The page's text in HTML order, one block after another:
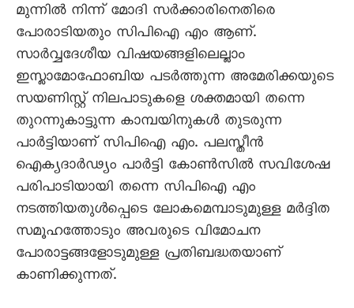
മുന്നിൽ നിന്ന് മോദി സർക്കാരിനെതിരെ
പോരാടിയതും സിപിഐ എം ആണ്.
സാർവ്വദേശീയ വിഷയങ്ങളിലെല്ലാം
ഇസ്ലാമോഫോബിയ പടർത്തുന്ന അമേരിക്കയുടെ
സയണിസ്റ്റ് നിലപാടുകളെ ശക്തമായി തന്നെ
തുറന്നുകാട്ടുന്ന കാമ്പയിനുകൾ തുടരുന്ന
പാർട്ടിയാണ് സിപിഐ എം. പലസ്തീൻ
ഐക്യദാർഢ്യം പാർട്ടി കോൺസിൽ സവിശേഷ
പരിപാടിയായി തന്നെ സിപിഐ എം
നടത്തിയതുൾപ്പെടെ ലോകമെമ്പാടുമുള്ള മർദ്ദിത
സമൂഹത്തോടും അവരുടെ വിമോചന
പോരാട്ടങ്ങളോടുമുള്ള പ്രതിബദ്ധതയാണ്
കാണിക്കുന്നത്.